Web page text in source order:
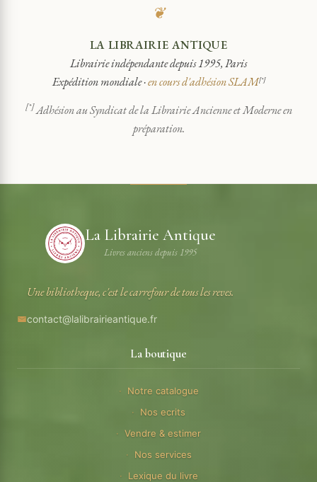
❦
LA LIBRAIRIE ANTIQUE
Librairie indépendante depuis 1995, Paris
Expédition mondiale ·en cours d'adhésion SLAM[*]
[*]Adhésion au Syndicat de la Librairie Ancienne et Moderne en
préparation.
La Librairie Antique
Livres anciens depuis 1995
Une bibliotheque, c'est le carrefour de tous les reves.
contact@lalibrairieantique.fr
La boutique
Notre catalogue
Nos ecrits
Vendre & estimer
Nos services
Lexique du livre